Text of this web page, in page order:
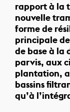
rapport à la
nouvelle
forme de
principale
de base à la
parvis, aux
plantation,
bassins
qu’à